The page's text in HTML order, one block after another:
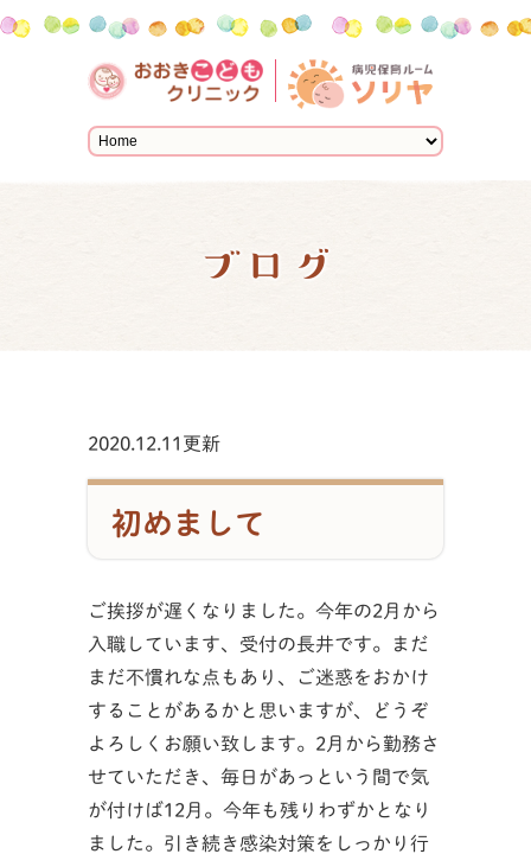
ブログ
2020.12.11更新
初めまして
ご挨拶が遅くなりました。今年の2月から
入職しています、受付の長井です。まだ
まだ不慣れな点もあり、ご迷惑をおかけ
することがあるかと思いますが、どうぞ
よろしくお願い致します。2月から勤務さ
せていただき、毎日があっという間で気
が付けば12月。今年も残りわずかとなり
ました。引き続き感染対策をしっかり行